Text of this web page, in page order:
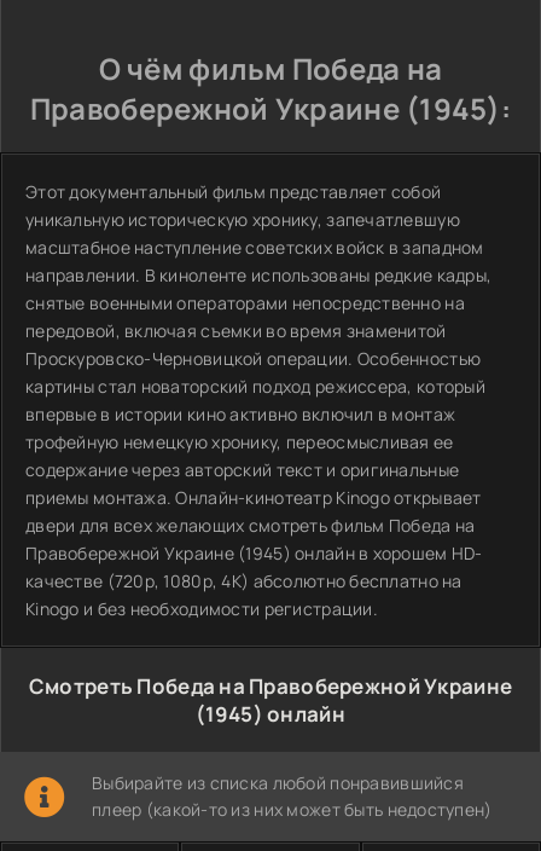
О чём фильм Победа на
Правобережной Украине (1945):
Этот документальный фильм представляет собой
уникальную историческую хронику, запечатлевшую
масштабное наступление советских войск в западном
направлении. В киноленте использованы редкие кадры,
снятые военными операторами непосредственно на
передовой, включая съемки во время знаменитой
Проскуровско-Черновицкой операции. Особенностью
картины стал новаторский подход режиссера, который
впервые в истории кино активно включил в монтаж
трофейную немецкую хронику, переосмысливая ее
содержание через авторский текст и оригинальные
приемы монтажа. Онлайн-кинотеатр Kinogo открывает
двери для всех желающих смотреть фильм Победа на
Правобережной Украине (1945) онлайн в хорошем HD-
качестве (720p, 1080p, 4K) абсолютно бесплатно на
Kinogo и без необходимости регистрации.
Смотреть Победа на Правобережной Украине
(1945) онлайн
Выбирайте из списка любой понравившийся
плеер (какой-то из них может быть недоступен)